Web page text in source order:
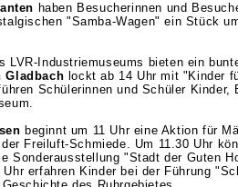
haben Besucherinnen und
"Samba-Wagen" ein Stück
LVR-Industriemuseums bieten ein
Gladbach lockt ab 14 Uhr mit "Kinder
Schülerinnen und Schüler Kinder,
beginnt um 11 Uhr eine Aktion für
Freiluft-Schmiede. Um 11.30 Uhr
Sonderausstellung "Stadt der Guten
erfahren Kinder bei der Führung